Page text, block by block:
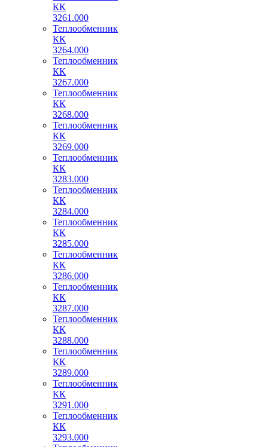
КК
3261.000
Теплообменник
КК
3264.000
Теплообменник
КК
3267.000
Теплообменник
КК
3268.000
Теплообменник
КК
3269.000
Теплообменник
КК
3283.000
Теплообменник
КК
3284.000
Теплообменник
КК
3285.000
Теплообменник
КК
3286.000
Теплообменник
КК
3287.000
Теплообменник
КК
3288.000
Теплообменник
КК
3289.000
Теплообменник
КК
3291.000
Теплообменник
КК
3293.000